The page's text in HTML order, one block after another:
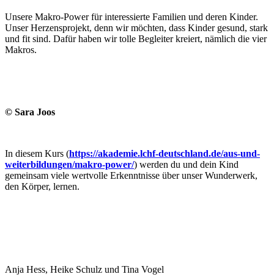
Unsere Makro-Power für interessierte Familien und deren Kinder.
Unser Herzensprojekt, denn wir möchten, dass Kinder gesund, stark
und fit sind. Dafür haben wir tolle Begleiter kreiert, nämlich die vier
Makros.
© Sara Joos
In diesem Kurs (https://akademie.lchf-deutschland.de/aus-und-
weiterbildungen/makro-power/) werden du und dein Kind
gemeinsam viele wertvolle Erkenntnisse über unser Wunderwerk,
den Körper, lernen.
Anja Hess, Heike Schulz und Tina Vogel